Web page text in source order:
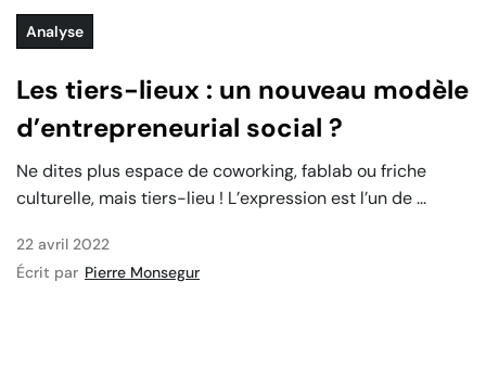
Analyse
Les tiers-lieux : un nouveau modèle
d’entrepreneurial social ?
Ne dites plus espace de coworking, fablab ou friche
culturelle, mais tiers-lieu ! L’expression est l’un de ...
22 avril 2022
Écrit par Pierre Monsegur